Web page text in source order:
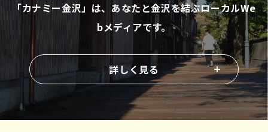
「カナミー金沢」は、あなたと金沢を結ぶローカルWe
bメディアです。
詳しく見る